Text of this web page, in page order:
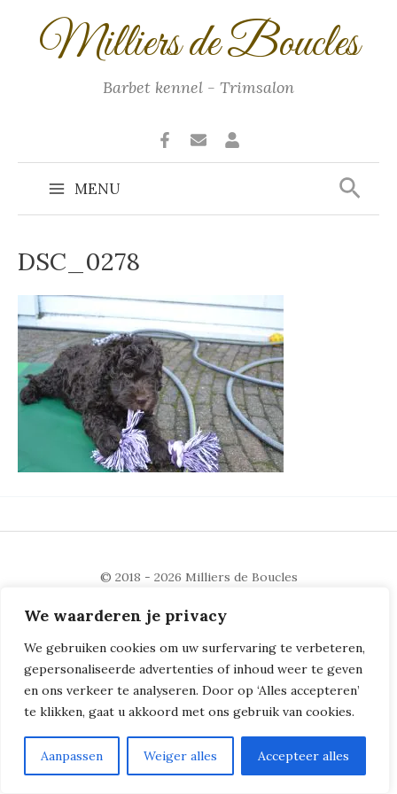
We waarderen je privacy
We gebruiken cookies om uw surfervaring te verbeteren,
gepersonaliseerde advertenties of inhoud weer te geven
en ons verkeer te analyseren. Door op ‘Alles accepteren’
te klikken, gaat u akkoord met ons gebruik van cookies.
Aanpassen Weiger alles Accepteer alles
Milliers de Boucles
Barbet kennel - Trimsalon
Main
Menu
MENU
DSC_0278
© 2018 - 2026 Milliers de Boucles